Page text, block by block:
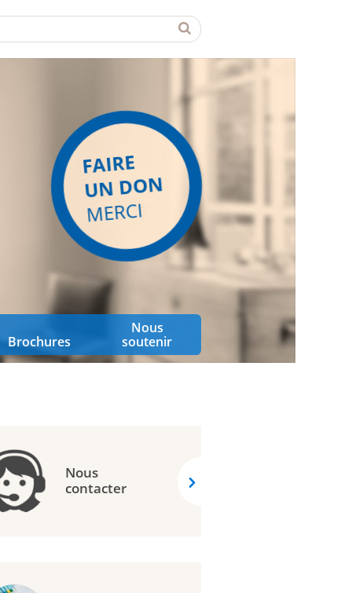
FAIRE
UN DON
MERCI
Brochures
Nous
soutenir
Nous
contacter